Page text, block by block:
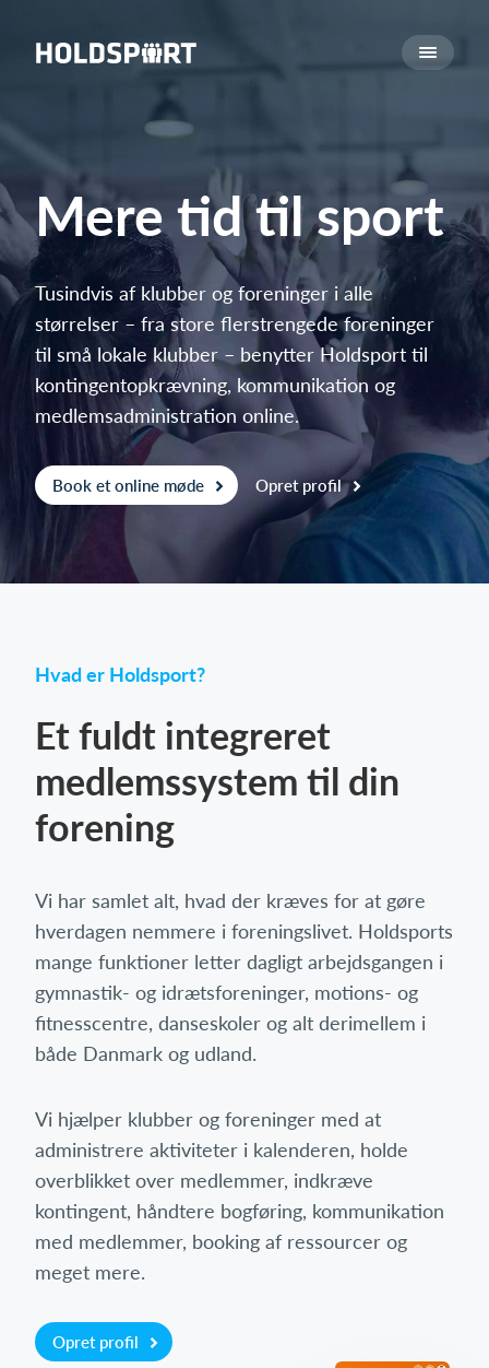
Om Holdsport
Mød os
Presseomtale
Funktioner
Kalender
Kontingentopkrævning
Hjemmeside
Webshop
Billetsystem
Hvad koster det?
Mere tid til sport
Tusindvis af klubber og foreninger i alle
størrelser – fra store flerstrengede foreninger
til små lokale klubber – benytter Holdsport til
kontingentopkrævning, kommunikation og
medlemsadministration online.
Book et online møde Opret profil
Hvad er Holdsport?
Et fuldt integreret
medlemssystem til din
forening
Vi har samlet alt, hvad der kræves for at gøre
hverdagen nemmere i foreningslivet. Holdsports
mange funktioner letter dagligt arbejdsgangen i
gymnastik- og idrætsforeninger, motions- og
fitnesscentre, danseskoler og alt derimellem i
både Danmark og udland.
Vi hjælper klubber og foreninger med at
administrere aktiviteter i kalenderen, holde
overblikket over medlemmer, indkræve
kontingent, håndtere bogføring, kommunikation
med medlemmer, booking af ressourcer og
meget mere.
Opret profil